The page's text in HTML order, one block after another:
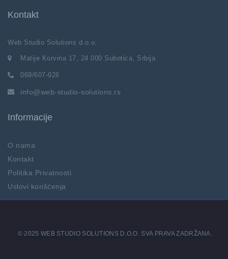
Kontakt
Web Studio Solutions d.o.o.
Matije Korvina 17, 24 000 Subotica, Srbija
069/607-926
info@web-studio-solutions.rs
Informacije
O nama
Kontakt
Politika Privatnosti
Uslovi korišćenja
© 2025 WEB STUDIO SOLUTIONS D.O.O. SVA PRAVA ZADRŽANA.